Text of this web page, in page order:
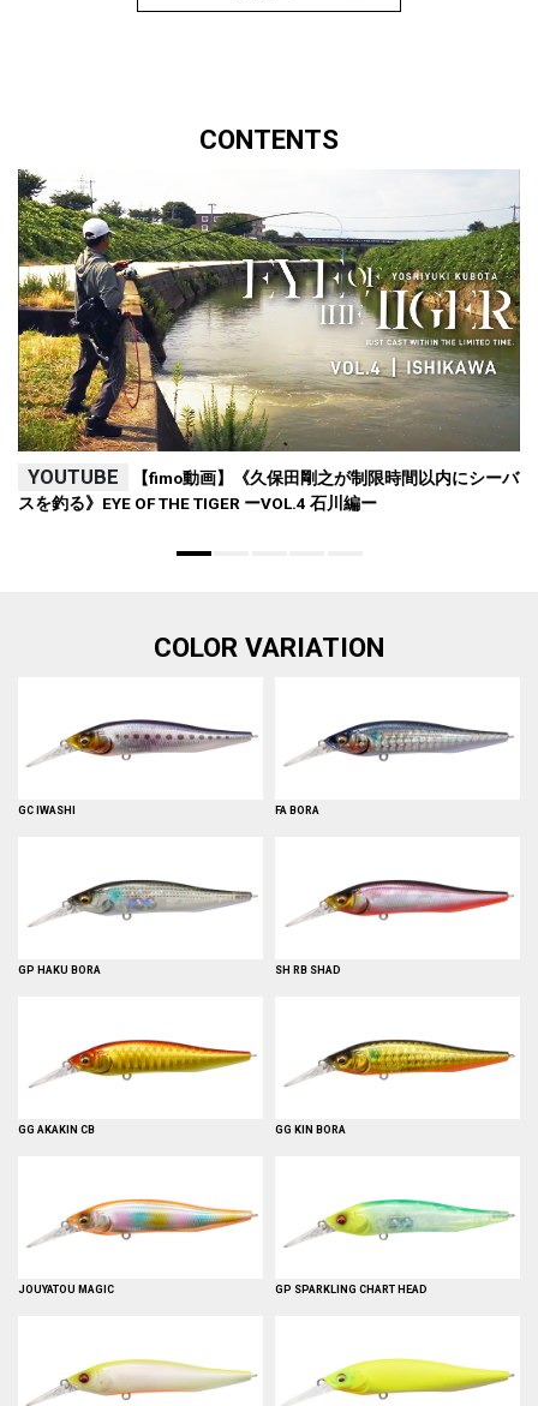
CONTENTS
YOUTUBE
【fimo動画】《久保田剛之が制限時間以内にシーバ
スを釣る》EYE OF THE TIGER ーVOL.4 石川編ー
COLOR VARIATION
GC IWASHI FA BORA
GP HAKU BORA SH RB SHAD
GG AKAKIN CB GG KIN BORA
JOUYATOU MAGIC GP SPARKLING CHART HEAD